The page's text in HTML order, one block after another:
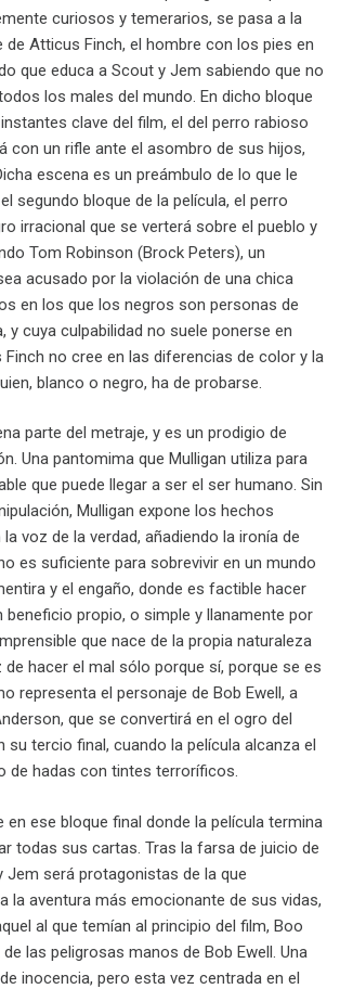
curiosos y temerarios, se pasa a la
de Atticus Finch, el hombre con los pies en
que educa a Scout y Jem sabiendo que no
los males del mundo. En dicho bloque
clave del film, el del perro rabioso
con un rifle ante el asombro de sus hijos,
escena es un preámbulo de lo que le
segundo bloque de la película, el perro
irracional que se verterá sobre el pueblo y
Tom Robinson (Brock Peters), un
acusado por la violación de una chica
en los que los negros son personas de
y cuya culpabilidad no suele ponerse en
Finch no cree en las diferencias de color y la
blanco o negro, ha de probarse.
parte del metraje, y es un prodigio de
Una pantomima que Mulligan utiliza para
que puede llegar a ser el ser humano. Sin
Mulligan expone los hechos
voz de la verdad, añadiendo la ironía de
es suficiente para sobrevivir en un mundo
y el engaño, donde es factible hacer
beneficio propio, o simple y llanamente por
que nace de la propia naturaleza
de hacer el mal sólo porque sí, porque se es
representa el personaje de Bob Ewell, a
que se convertirá en el ogro del
su tercio final, cuando la película alcanza el
de hadas con tintes terroríficos.
en ese bloque final donde la película termina
todas sus cartas. Tras la farsa de juicio de
Jem será protagonistas de la que
la aventura más emocionante de sus vidas,
al que temían al principio del film, Boo
de las peligrosas manos de Bob Ewell. Una
inocencia, pero esta vez centrada en el